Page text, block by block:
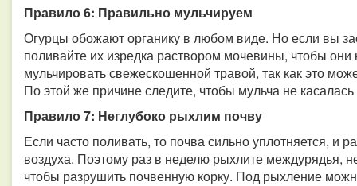
Правило 6: Правильно мульчируем
Огурцы обожают органику в любом виде. Но если вы
поливайте их изредка раствором мочевины, чтобы
мульчировать свежескошенной травой, так как это
По этой же причине следите, чтобы мульча не касалась
Правило 7: Неглубоко рыхлим почву
Если часто поливать, то почва сильно уплотняется, и
воздуха. Поэтому раз в неделю рыхлите междурядья,
чтобы разрушить почвенную корку. Под рыхление